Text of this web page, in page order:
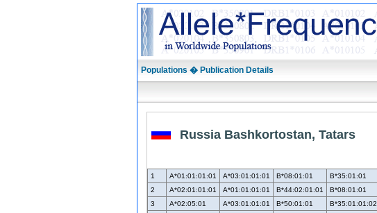
Populations � Publication Details
Russia Bashkortostan, Tatars
1 A*01:01:01:01 A*03:01:01:01 B*08:01:01 B*35:01:01
2
A*02:01:01:01 A*01:01:01:01 B*44:02:01:01 B*08:01:01
3
A*02:05:01 A*03:01:01:01 B*50:01:01 B*35:01:01:02